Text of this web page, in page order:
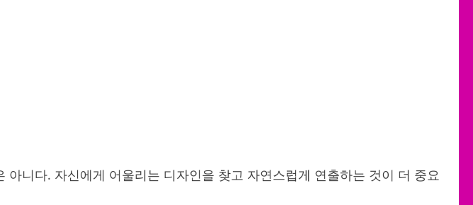
니다. 자신에게 어울리는 디자인을 찾고 자연스럽게 연출하는 것이 더 중요